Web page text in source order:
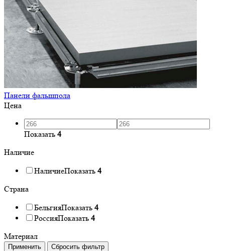
Панели фальшпола
Цена
Показать 4
Наличие
НаличиеПоказать 4
Страна
БельгияПоказать 4
РоссияПоказать 4
Материал
Применить Сбросить фильтр